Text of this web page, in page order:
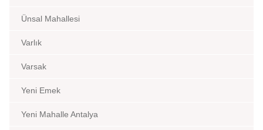
Ünsal Mahallesi
Varlık
Varsak
Yeni Emek
Yeni Mahalle Antalya